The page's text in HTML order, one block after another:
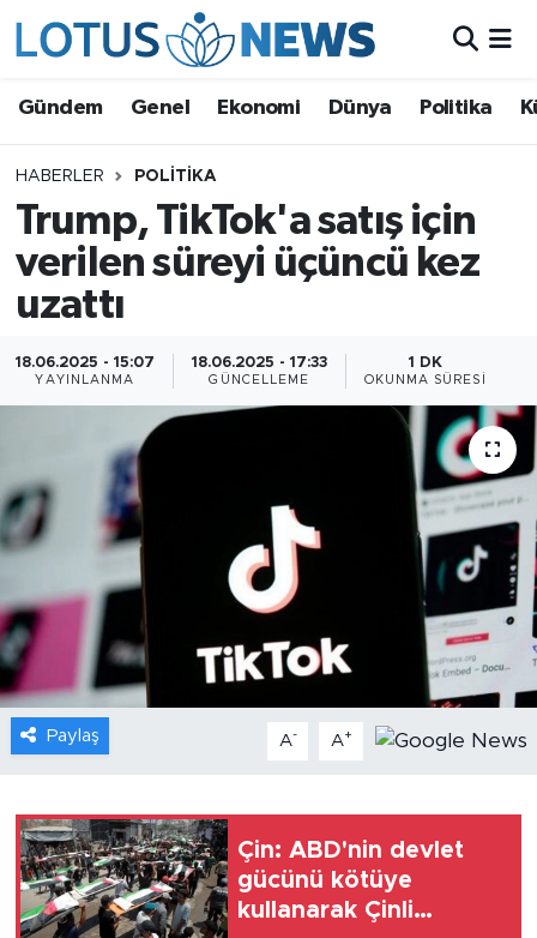
Gündem Genel Ekonomi Dünya Politika
HABERLER POLITIKA
Trump, TikTok'a satış için
verilen süreyi üçüncü kez
uzattı
18.06.2025 - 15:07
YAYINLANMA
18.06.2025 - 17:33
GÜNCELLEME
1 DK
OKUNMA SÜRESI
Paylaş A- A+
Çin: ABD'nin devlet
gücünü kötüye
kullanarak Çinli
Ekonomi
Dünya
Politika
Bilim ve Teknoloji
Çin Fuarları
Gündem
Video
Sağlık
Xinhua
Xinhua Türkiye